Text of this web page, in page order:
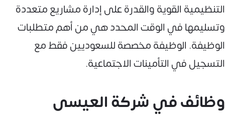
التنظيمية القوية والقدرة على إدارة مشاريع متعددة
وتسليمها في الوقت المحدد هي من أهم متطلبات
الوظيفة. الوظيفة مخصصة للسعوديين فقط مع
التسجيل في التأمينات الاجتماعية.
وظائف في شركة العيسى